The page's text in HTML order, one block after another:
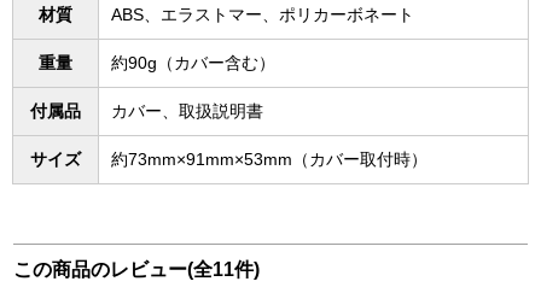
材質 ABS、エラストマー、ポリカーボネート
重量 約90g（カバー含む）
付属品 カバー、取扱説明書
サイズ 約73mm×91mm×53mm（カバー取付時）
この商品のレビュー(全11件)